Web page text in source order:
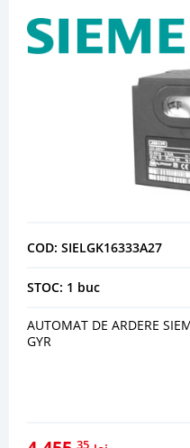
COD: SIELGK16333A27
STOC: 1 buc
AUTOMAT DE ARDERE
GYR
35